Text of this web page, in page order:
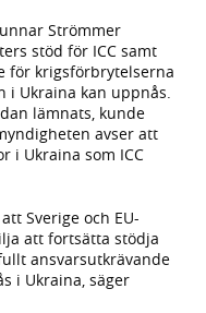
Strömmer
stöd för ICC samt
för krigsförbrytelserna
i Ukraina kan uppnås.
lämnats, kunde
avser att
i Ukraina som ICC
Sverige och EU-
att fortsätta stödja
ansvarsutkrävande
i Ukraina, säger